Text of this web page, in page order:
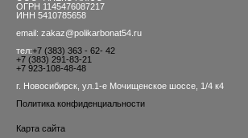
ОГРН 1145476087217
ИНН 5410785658
email: zakaz@polikarbonat54.ru
тел:+7 (383) 363 - 62- 42
+7 (383) 291-83-21
+7 923-108-48-48
г. Новосибирск, ул.1-е Мочищенское шоссе, 1/4 к4
Политика конфиденциальности
Карта сайта